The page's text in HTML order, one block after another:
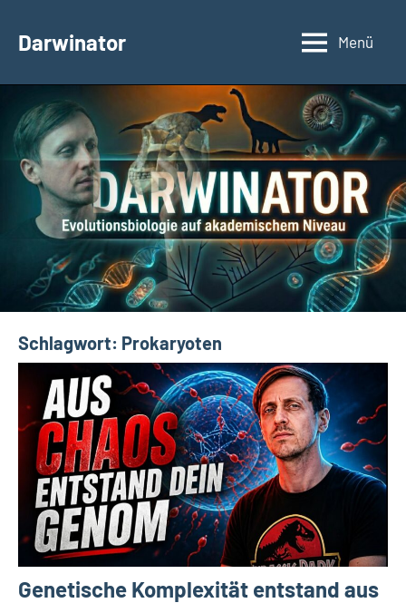
InhaltDarwinator
Evolutionsbiologie
Menü
Schlagwort: Prokaryoten
Genetische Komplexität entstand aus